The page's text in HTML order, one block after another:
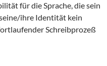
für die Sprache, die sein
ihre Identität kein
Schreibprozeß